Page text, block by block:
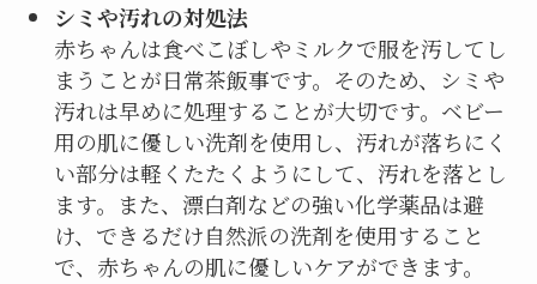
シミや汚れの対処法
赤ちゃんは食べこぼしやミルクで服を汚してし
まうことが日常茶飯事です。そのため、シミや
汚れは早めに処理することが大切です。ベビー
用の肌に優しい洗剤を使用し、汚れが落ちにく
い部分は軽くたたくようにして、汚れを落とし
ます。また、漂白剤などの強い化学薬品は避
け、できるだけ自然派の洗剤を使用すること
で、赤ちゃんの肌に優しいケアができます。